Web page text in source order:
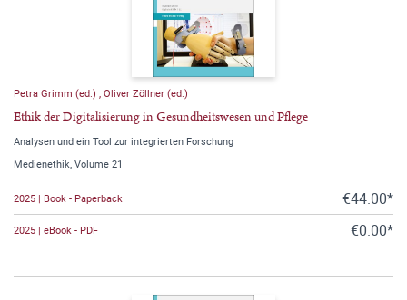
Petra Grimm (ed.) Oliver Zöllner (ed.)
Ethik der Digitalisierung in Gesundheitswesen und Pflege
Analysen und ein Tool zur integrierten Forschung
Medienethik, Volume 21
2025 | Book - Paperback €44.00*
2025 | eBook - PDF €0.00*